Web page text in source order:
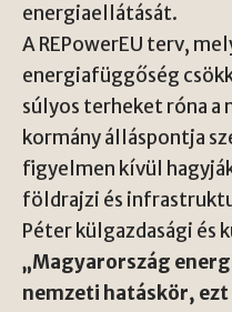
energiaellátását.
A REPowerEU terv,
energiafüggőség
súlyos terheket róna a
kormány álláspontja
figyelmen kívül
földrajzi és
Péter külgazdasági
„Magyarország
nemzeti hatáskör, ezt